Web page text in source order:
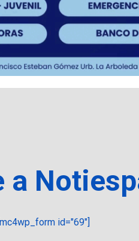
a
[mc4wp_form id="69"]